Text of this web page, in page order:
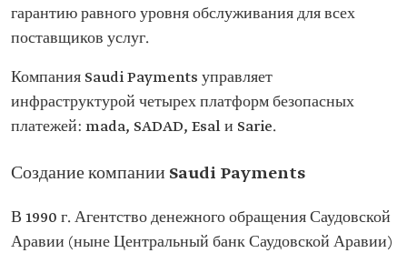
гарантию равного уровня обслуживания для всех
поставщиков услуг.
Компания Saudi Payments управляет
инфраструктурой четырех платформ безопасных
платежей: mada, SADAD, Esal и Sarie.
Создание компании Saudi Payments
В 1990 г. Агентство денежного обращения Саудовской
Аравии (ныне Центральный банк Саудовской Аравии)